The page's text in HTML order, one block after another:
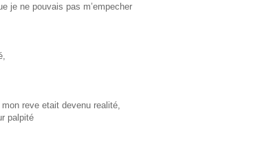
je ne pouvais pas m’empecher
reve etait devenu realité,
palpité